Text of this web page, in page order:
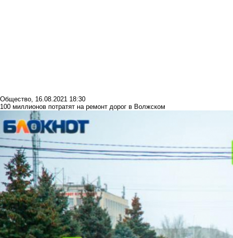
Общество, 16.08.2021 18:30
100 миллионов потратят на ремонт дорог в Волжском